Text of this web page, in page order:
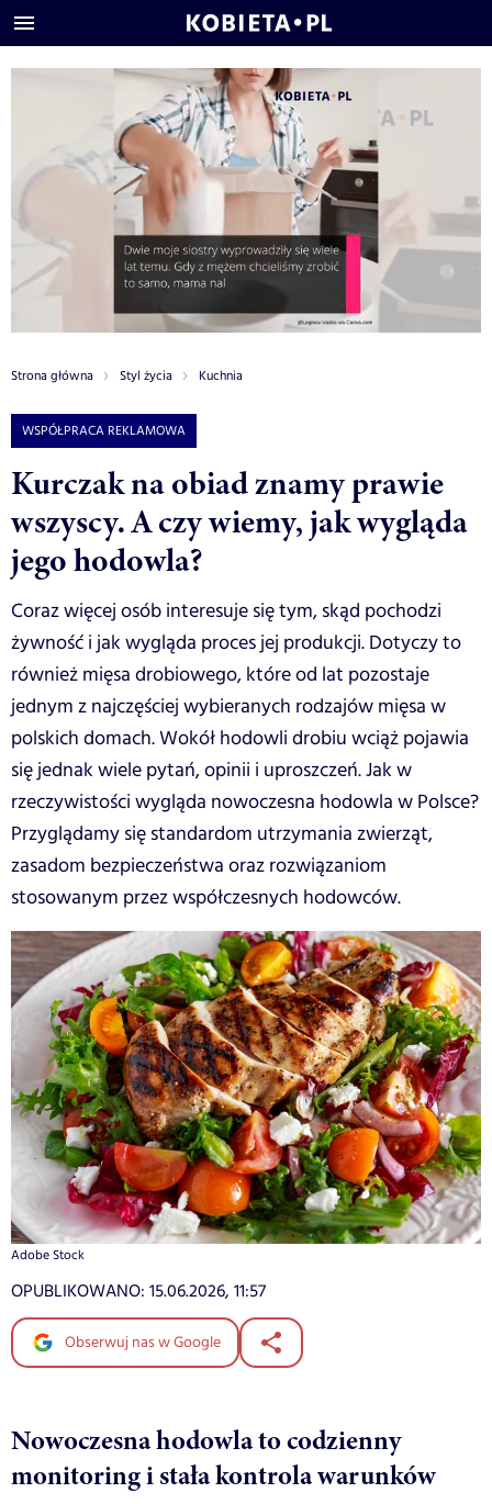
Strona główna Styl życia Kuchnia
WSPÓŁPRACA REKLAMOWA
Kurczak na obiad znamy prawie
wszyscy. A czy wiemy, jak wygląda
jego hodowla?
Coraz więcej osób interesuje się tym, skąd pochodzi
żywność i jak wygląda proces jej produkcji. Dotyczy to
również mięsa drobiowego, które od lat pozostaje
jednym z najczęściej wybieranych rodzajów mięsa w
polskich domach. Wokół hodowli drobiu wciąż pojawia
się jednak wiele pytań, opinii i uproszczeń. Jak w
rzeczywistości wygląda nowoczesna hodowla w Polsce?
Przyglądamy się standardom utrzymania zwierząt,
zasadom bezpieczeństwa oraz rozwiązaniom
stosowanym przez współczesnych hodowców.
Adobe Stock
OPUBLIKOWANO: 15.06.2026, 11:57
Obserwuj nas w Google
Nowoczesna hodowla to codzienny
monitoring i stała kontrola warunków